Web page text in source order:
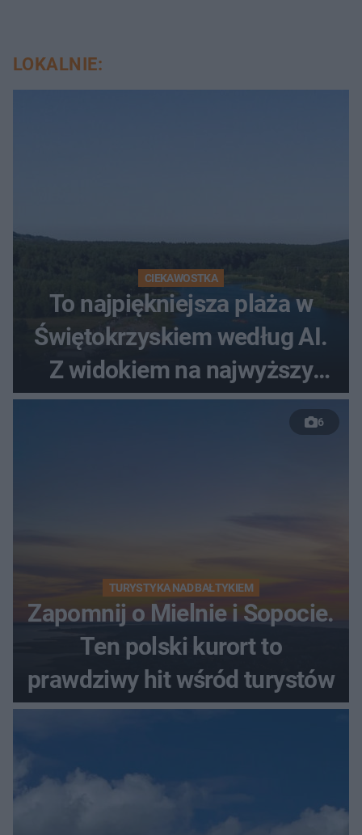
LOKALNIE:
CIEKAWOSTKA
To najpiękniejsza plaża w
Świętokrzyskiem według AI.
Z widokiem na najwyższy
szczyt Gór Świętokrzyskich
6
TURYSTYKA NAD BAŁTYKIEM
Zapomnij o Mielnie i Sopocie.
Ten polski kurort to
prawdziwy hit wśród turystów